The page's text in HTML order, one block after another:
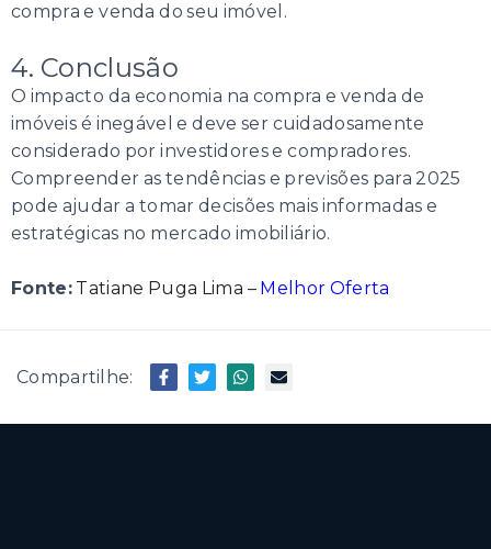
compra e venda do seu imóvel.
4. Conclusão
O impacto da economia na compra e venda de
imóveis é inegável e deve ser cuidadosamente
considerado por investidores e compradores.
Compreender as tendências e previsões para 2025
pode ajudar a tomar decisões mais informadas e
estratégicas no mercado imobiliário.
Fonte:Tatiane Puga Lima –Melhor Oferta
Compartilhe: